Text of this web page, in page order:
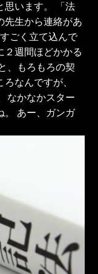
思います。 「法
先生から連絡があ
ごく立て込んで
２週間ほどかかる
、もろもろの契
なんですが、
なかなかスター
。 あー、ガンガ